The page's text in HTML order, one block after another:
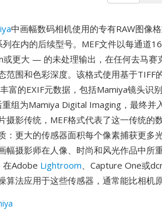
中画幅数码相机使用的专有RAW图像
在内的后续型号。MEF文件以每通道
更大 — 的未处理输出，在任何去马赛
范围和色彩深度。该格式使用基于TIFF
富的EXIF元数据，包括Mamiya镜头识
重组为Mamiya Digital Imaging，最终
摄影传统，MEF格式代表了这一传统的
：更大的传感器面积每个像素捕获更多
幅摄影师在人像、时尚和风光作品中所
Adobe Lightroom、Capture One或
算法应用于这些传感器，通常能比相机